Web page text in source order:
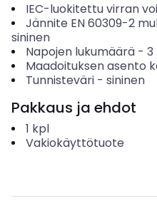
IEC-luokitettu virran
Jännite EN 60309-2
sininen
Napojen lukumäärä- 3
Maadoituksen asento
Tunnisteväri- sininen
Pakkaus ja ehdot
1 kpl
Vakiokäyttötuote